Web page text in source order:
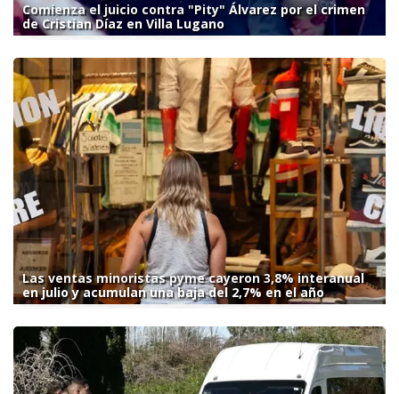
Comienza el juicio contra "Pity" Álvarez por el crimen
de Cristian Díaz en Villa Lugano
Las ventas minoristas pyme cayeron 3,8% interanual
en julio y acumulan una baja del 2,7% en el año